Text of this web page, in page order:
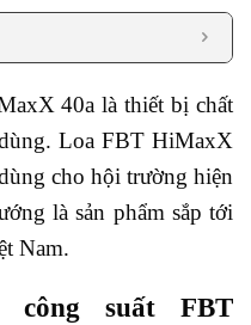
40a là thiết bị chất
Loa FBT HiMaxX
cho hội trường hiện
là sản phẩm sắp tới
Nam.
suất FBT